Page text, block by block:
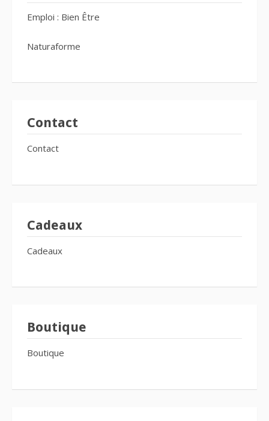
Emploi : Bien Être
Naturaforme
Contact
Contact
Cadeaux
Cadeaux
Boutique
Boutique